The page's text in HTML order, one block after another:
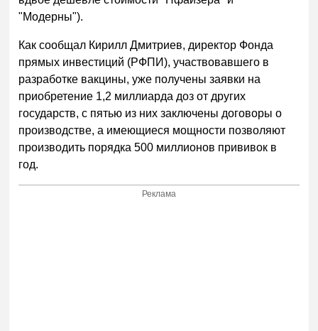
"Модерны").
Как сообщал Кирилл Дмитриев, директор Фонда
прямых инвестиций (РФПИ), участвовавшего в
разработке вакцины, уже получены заявки на
приобретение 1,2 миллиарда доз от других
государств, с пятью из них заключены договоры о
производстве, а имеющиеся мощности позволяют
производить порядка 500 миллионов прививок в
год.
Реклама